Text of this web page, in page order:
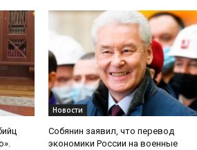
Новости
Собянин заявил, что перевод
экономики России на военные